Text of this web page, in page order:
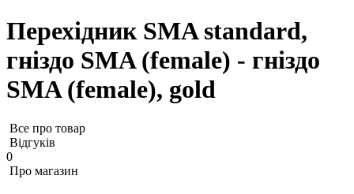
Перехідник SMA standard,
гніздо SMA (female) - гніздо
SMA (female), gold
Все про товар
Відгуків
0
Про магазин